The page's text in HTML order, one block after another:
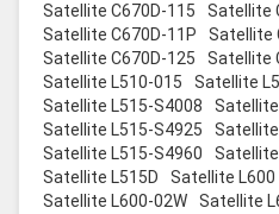
Satellite C670D-115
Satellite
Satellite C670D-11P
Satellite
Satellite C670D-125
Satellite
Satellite L510-015
Satellite
Satellite L515-S4008
Satellite L515-S4925
Satellite L515-S4960
Satellite L515D
Satellite L600
Satellite L600-02W
Satellite